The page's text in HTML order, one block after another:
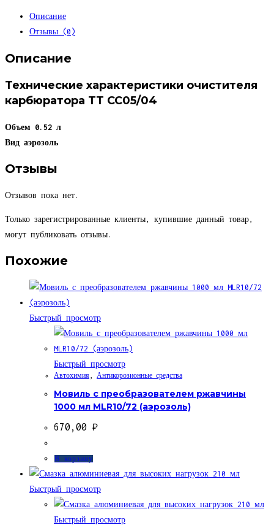
Описание
Отзывы (0)
Описание
Технические характеристики очистителя
карбюратора TT CC05/04
Объем 0.52 л
Вид аэрозоль
Отзывы
Отзывов пока нет.
Только зарегистрированные клиенты, купившие данный товар,
могут публиковать отзывы.
Похожие
Быстрый просмотр
Быстрый просмотр
Автохимия Антикорозионные средства
Мовиль с преобразователем ржавчины
1000 мл MLR10/72 (аэрозоль)
670,00 ₽
В корзину
Быстрый просмотр
Быстрый просмотр